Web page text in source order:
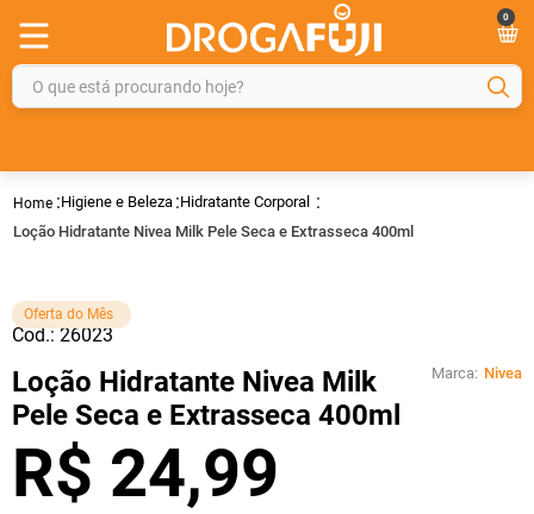
0
O que está procurando hoje?
Higiene e Beleza Hidratante Corporal
Loção Hidratante Nivea Milk Pele Seca e Extrasseca 400ml
Oferta do Mês
Cod.:26023
Loção Hidratante Nivea Milk
Pele Seca e Extrasseca 400ml
Marca: Nivea
R$ 24,99
2
gelmax
4º
rosuvastatina 20mg
5º
protetor solar
6º
dipirona
7
shampoo
º
fraldas geriátricas